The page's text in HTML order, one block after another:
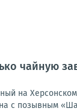
чайную
на
с позывным